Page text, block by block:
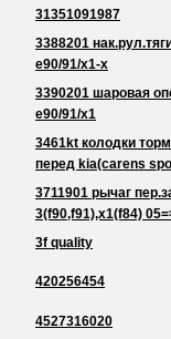
31351091987
3388201
e90/91/x1-x
3390201 шаровая
e90/91/x1
3461kt колодки
перед kia(carens
3711901 рычаг
3(f90,f91),x1(f84)
3f quality
420256454
4527316020